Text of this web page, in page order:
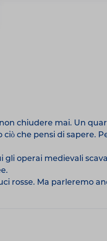
chiudere mai. Un
che pensi di sapere.
gli operai medievali
rosse. Ma parleremo